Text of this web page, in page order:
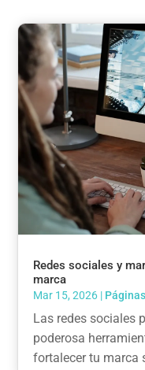
Redes sociales y
marca
Mar 15, 2026 |
Las redes sociales
poderosa
fortalecer tu marca